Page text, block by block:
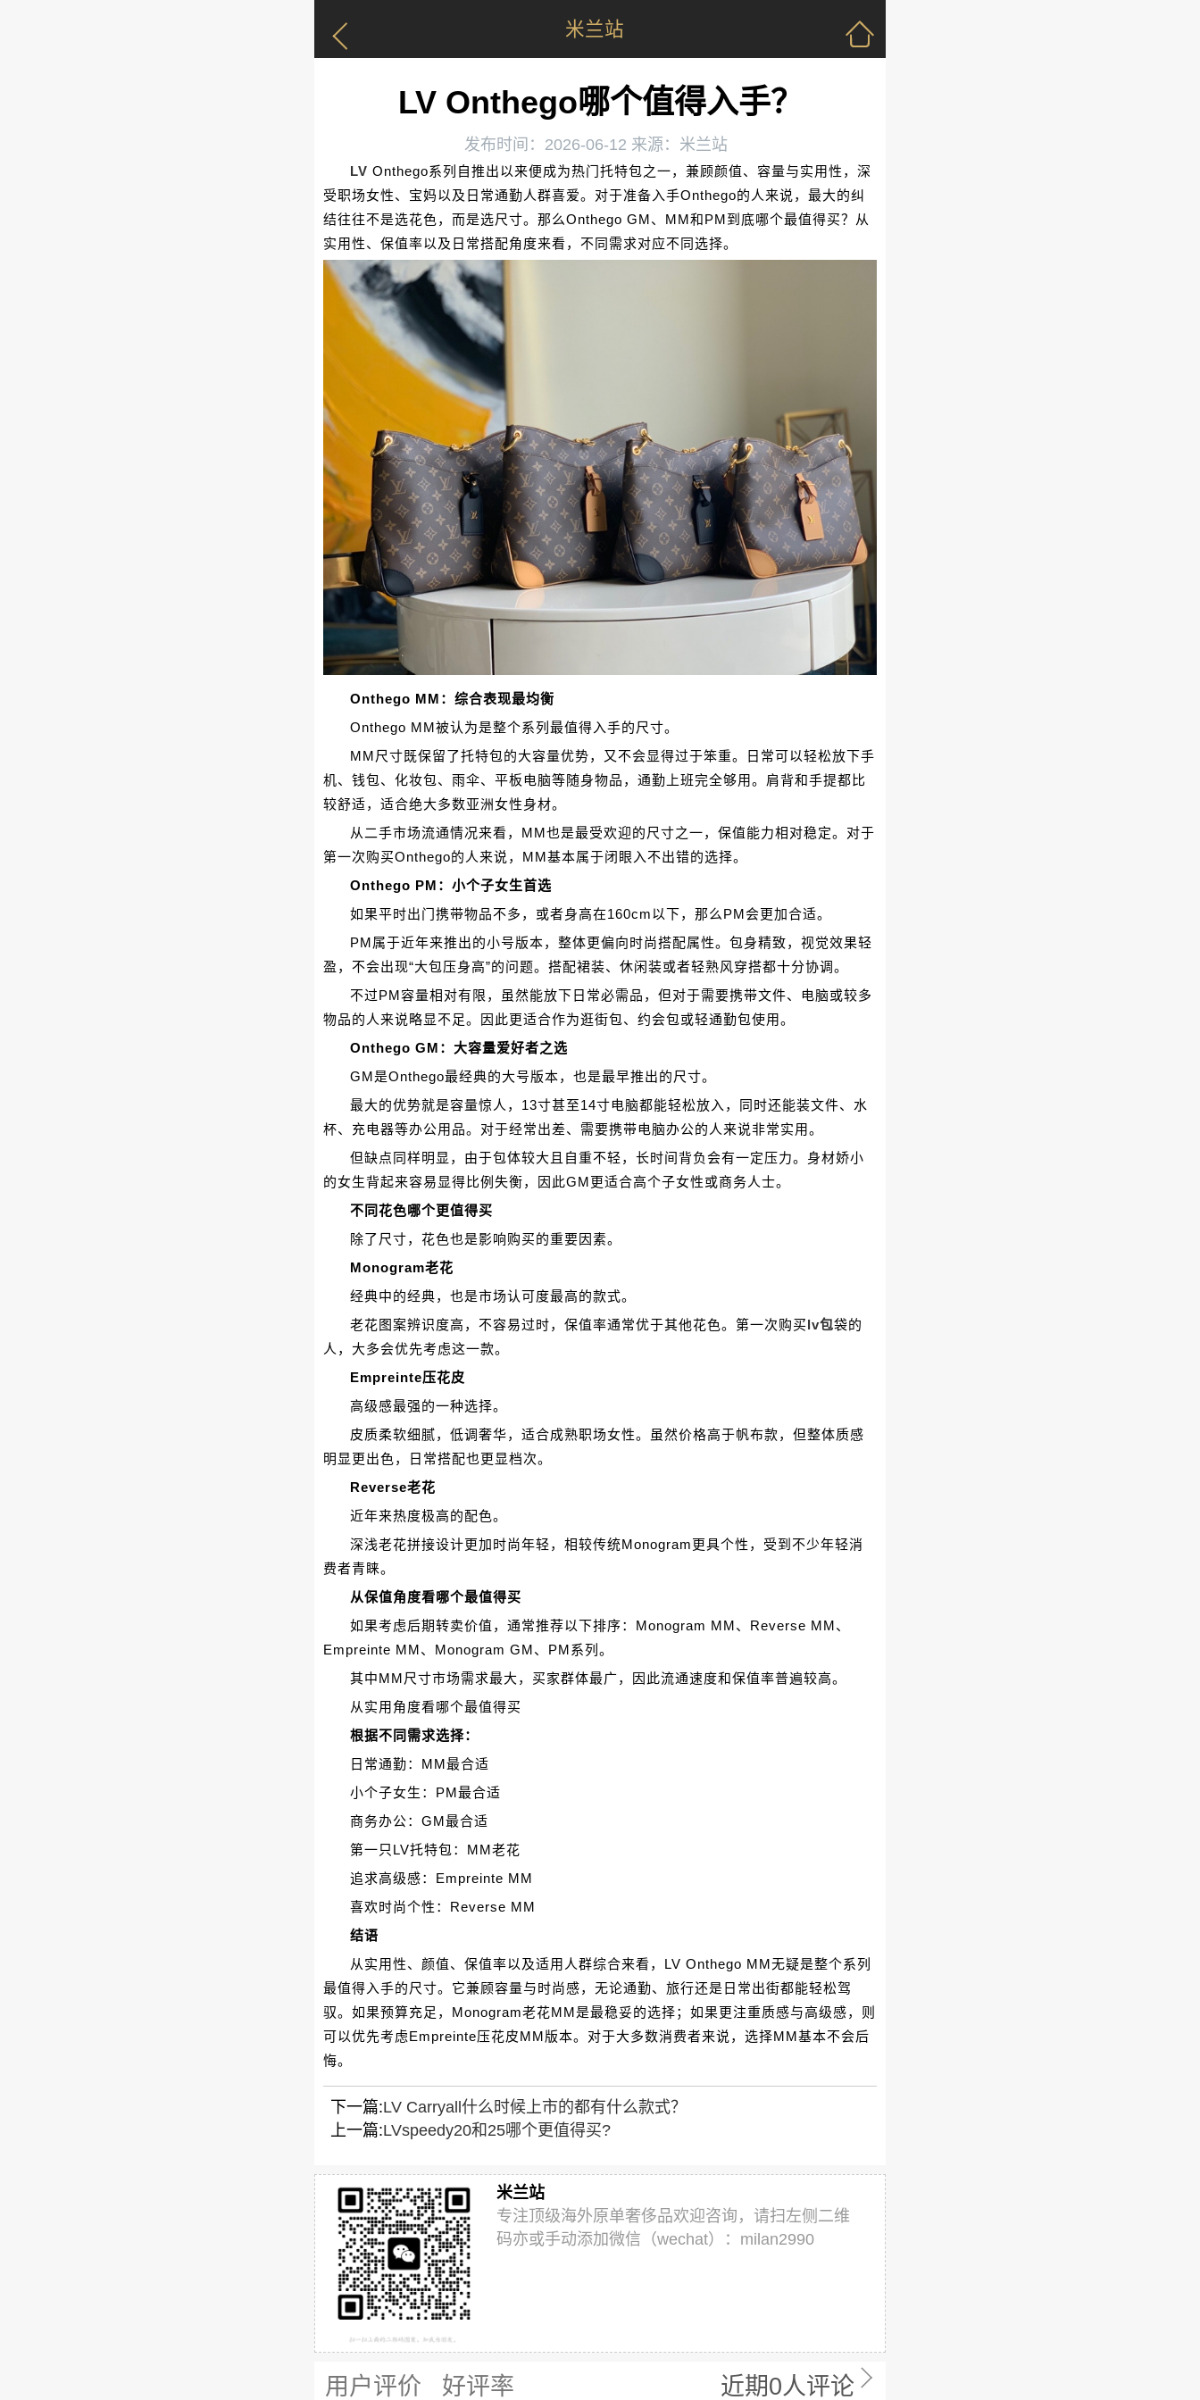
米兰站
LV Onthego哪个值得入手？
发布时间：2026-06-12 来源：米兰站
LV Onthego系列自推出以来便成为热门托特包之一，兼顾颜值、容量与实用性，深
受职场女性、宝妈以及日常通勤人群喜爱。对于准备入手Onthego的人来说，最大的纠
结往往不是选花色，而是选尺寸。那么Onthego GM、MM和PM到底哪个最值得买？从
实用性、保值率以及日常搭配角度来看，不同需求对应不同选择。
Onthego MM：综合表现最均衡
Onthego MM被认为是整个系列最值得入手的尺寸。
MM尺寸既保留了托特包的大容量优势，又不会显得过于笨重。日常可以轻松放下手
机、钱包、化妆包、雨伞、平板电脑等随身物品，通勤上班完全够用。肩背和手提都比
较舒适，适合绝大多数亚洲女性身材。
从二手市场流通情况来看，MM也是最受欢迎的尺寸之一，保值能力相对稳定。对于
第一次购买Onthego的人来说，MM基本属于闭眼入不出错的选择。
Onthego PM：小个子女生首选
如果平时出门携带物品不多，或者身高在160cm以下，那么PM会更加合适。
PM属于近年来推出的小号版本，整体更偏向时尚搭配属性。包身精致，视觉效果轻
盈，不会出现“大包压身高”的问题。搭配裙装、休闲装或者轻熟风穿搭都十分协调。
不过PM容量相对有限，虽然能放下日常必需品，但对于需要携带文件、电脑或较多
物品的人来说略显不足。因此更适合作为逛街包、约会包或轻通勤包使用。
Onthego GM：大容量爱好者之选
GM是Onthego最经典的大号版本，也是最早推出的尺寸。
最大的优势就是容量惊人，13寸甚至14寸电脑都能轻松放入，同时还能装文件、水
杯、充电器等办公用品。对于经常出差、需要携带电脑办公的人来说非常实用。
但缺点同样明显，由于包体较大且自重不轻，长时间背负会有一定压力。身材娇小
的女生背起来容易显得比例失衡，因此GM更适合高个子女性或商务人士。
不同花色哪个更值得买
除了尺寸，花色也是影响购买的重要因素。
Monogram老花
经典中的经典，也是市场认可度最高的款式。
老花图案辨识度高，不容易过时，保值率通常优于其他花色。第一次购买lv包袋的
人，大多会优先考虑这一款。
Empreinte压花皮
高级感最强的一种选择。
皮质柔软细腻，低调奢华，适合成熟职场女性。虽然价格高于帆布款，但整体质感
明显更出色，日常搭配也更显档次。
Reverse老花
近年来热度极高的配色。
深浅老花拼接设计更加时尚年轻，相较传统Monogram更具个性，受到不少年轻消
费者青睐。
从保值角度看哪个最值得买
如果考虑后期转卖价值，通常推荐以下排序： Monogram MM、 Reverse MM、
Empreinte MM、 Monogram GM、 PM系列。
其中MM尺寸市场需求最大，买家群体最广，因此流通速度和保值率普遍较高。
从实用角度看哪个最值得买
根据不同需求选择：
日常通勤：MM最合适
小个子女生：PM最合适
商务办公：GM最合适
第一只LV托特包：MM老花
追求高级感：Empreinte MM
喜欢时尚个性：Reverse MM
结语
从实用性、颜值、保值率以及适用人群综合来看，LV Onthego MM无疑是整个系列
最值得入手的尺寸。它兼顾容量与时尚感，无论通勤、旅行还是日常出街都能轻松驾
驭。如果预算充足，Monogram老花MM是最稳妥的选择；如果更注重质感与高级感，则
可以优先考虑Empreinte压花皮MM版本。对于大多数消费者来说，选择MM基本不会后
悔。
下一篇:LV Carryall什么时候上市的都有什么款式？
上一篇:LVspeedy20和25哪个更值得买?
米兰站
专注顶级海外原单奢侈品欢迎咨询，请扫左侧二维
码亦或手动添加微信（wechat）：milan2990
用户评价 好评率 近期0人评论